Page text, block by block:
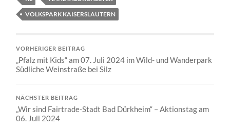
VOLKSPARK KAISERSLAUTERN
VORHERIGER BEITRAG
„Pfalz mit Kids“ am 07. Juli 2024 im Wild- und Wanderpark
Südliche Weinstraße bei Silz
NÄCHSTER BEITRAG
„Wir sind Fairtrade-Stadt Bad Dürkheim“ – Aktionstag am
06. Juli 2024